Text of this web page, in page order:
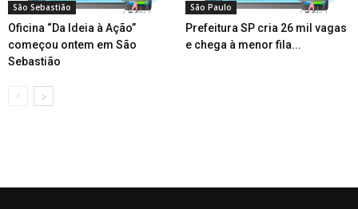
São Sebastião
Oficina “Da Ideia à Ação”
começou ontem em São
Sebastião
São Paulo
Prefeitura SP cria 26 mil vagas
e chega à menor fila...